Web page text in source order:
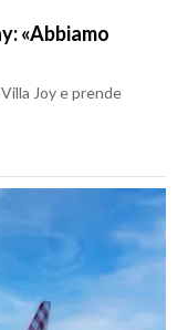
«Abbiamo
Joy e prende